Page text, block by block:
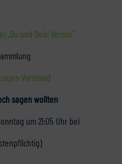
„Du und Dein Verein“
Vorstand
sagen wollten
um 21:05 Uhr bei